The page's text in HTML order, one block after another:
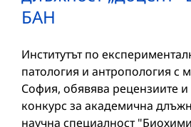
БАН
Институтът по
патология и антропология с
София, обявява рецензиите и
конкурс за академична
научна специалност